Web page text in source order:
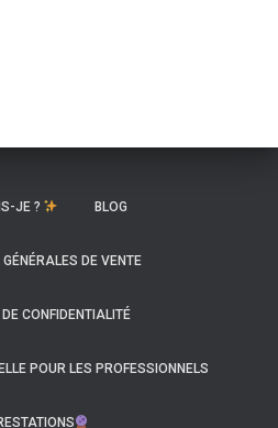
JE ? BLOG
DE VENTE
CONFIDENTIALITÉ
POUR LES PROFESSIONNELS